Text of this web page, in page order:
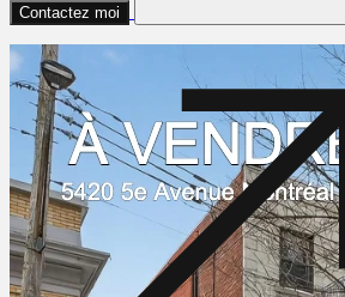
Contactez moi